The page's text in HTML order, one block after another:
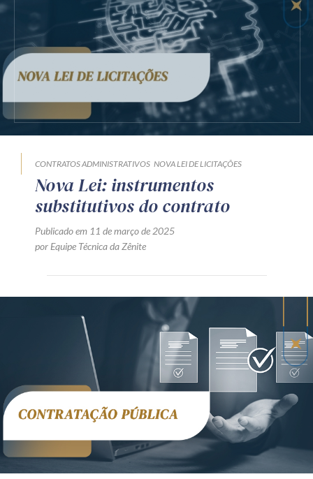
Receba por RSS
Av. Sete de Setembro, 4698
80240-000
Telefone (41) 2109-8666
CONTRATOS ADMINISTRATIVOS NOVA LEI DE LICITAÇÕES
Nova Lei: instrumentos
substitutivos do contrato
Publicado em 11 de março de 2025
por Equipe Técnica da Zênite